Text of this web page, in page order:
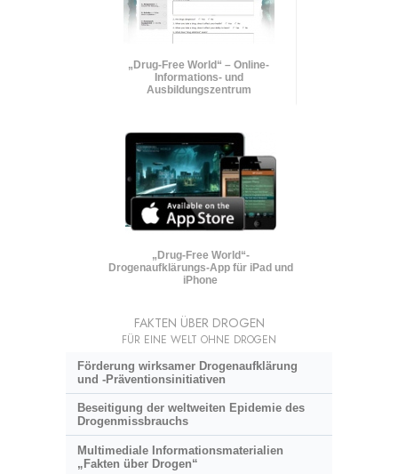
„Drug-Free World“ – Online-
Informations- und
Ausbildungszentrum
„Drug-Free World“-
Drogenaufklärungs-App für iPad und
iPhone
FAKTEN ÜBER DROGEN
FÜR EINE WELT OHNE DROGEN
Förderung wirksamer Drogenaufklärung
und -Präventionsinitiativen
Beseitigung der weltweiten Epidemie des
Drogenmissbrauchs
Multimediale Informationsmaterialien
„Fakten über Drogen“